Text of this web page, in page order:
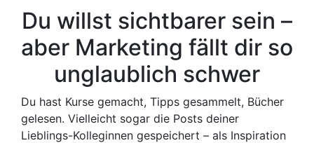
Du willst sichtbarer sein –
aber Marketing fällt dir so
unglaublich schwer
Du hast Kurse gemacht, Tipps gesammelt, Bücher
gelesen. Vielleicht sogar die Posts deiner
Lieblings-Kolleginnen gespeichert – als Inspiration